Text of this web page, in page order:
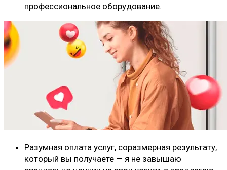
профессиональное оборудование.
Разумная оплата услуг, соразмерная результату,
который вы получаете — я не завышаю